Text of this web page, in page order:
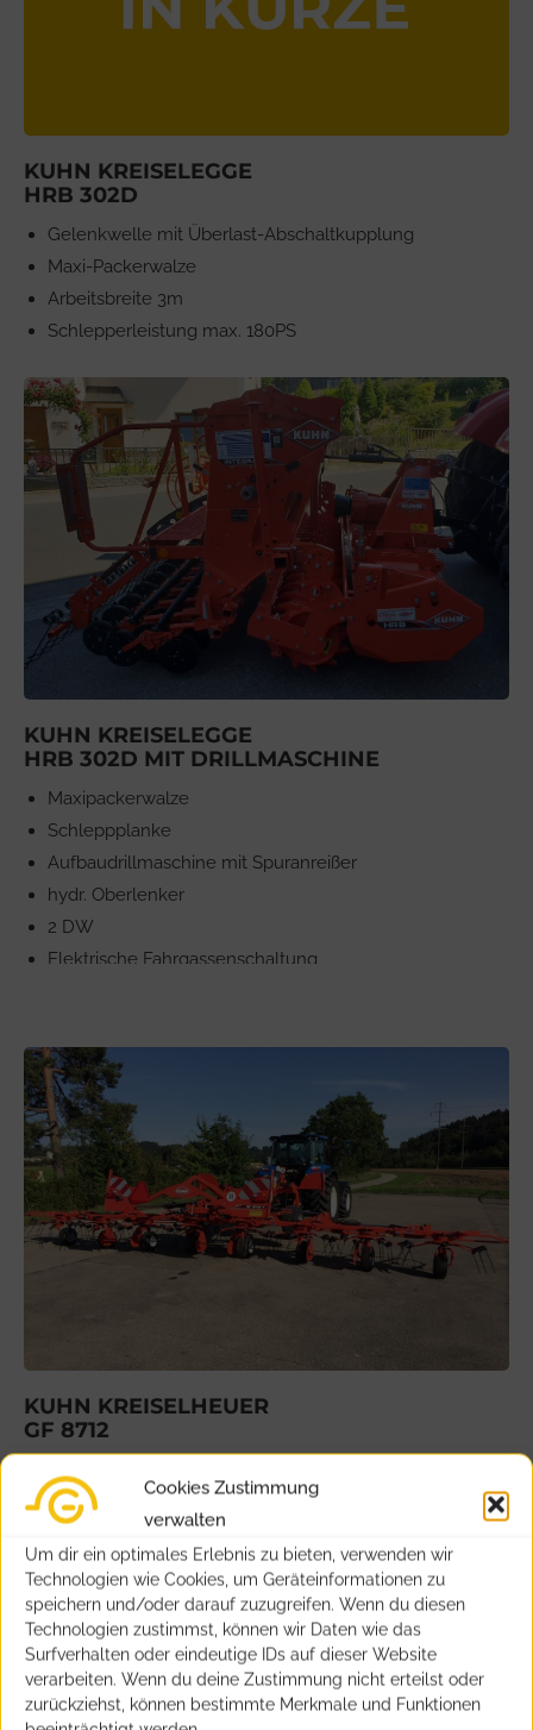
Cookies Zustimmung
verwalten
Um dir ein optimales Erlebnis zu bieten, verwenden wir
Technologien wie Cookies, um Geräteinformationen zu
speichern und/oder darauf zuzugreifen. Wenn du diesen
Technologien zustimmst, können wir Daten wie das
Surfverhalten oder eindeutige IDs auf dieser Website
verarbeiten. Wenn du deine Zustimmung nicht erteilst oder
zurückziehst, können bestimmte Merkmale und Funktionen
KUHN KREISELEGGE
HRB 302D
Gelenkwelle mit Überlast-Abschaltkupplung
Maxi-Packerwalze
Arbeitsbreite 3m
Schlepperleistung max. 180PS
KUHN KREISELEGGE
HRB 302D MIT DRILLMASCHINE
Maxipackerwalze
Schleppplanke
Aufbaudrillmaschine mit Spuranreißer
hydr. Oberlenker
2 DW
Elektrische Fahrgassenschaltung
KUHN KREISELHEUER
GF 8712
Kreiselanzahl 8
hydr. Vorgewendeaushebung
1 DW
Dreipunktanbau